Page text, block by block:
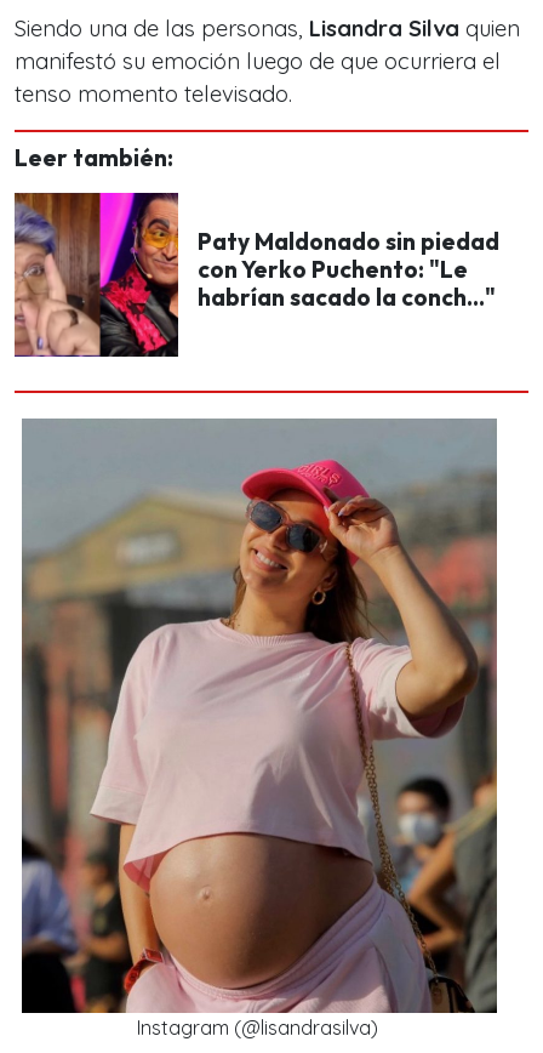
Siendo una de las personas, Lisandra Silva quien
manifestó su emoción luego de que ocurriera el
tenso momento televisado.
Leer también:
Paty Maldonado sin piedad
con Yerko Puchento: "Le
habrían sacado la conch..."
Instagram (@lisandrasilva)